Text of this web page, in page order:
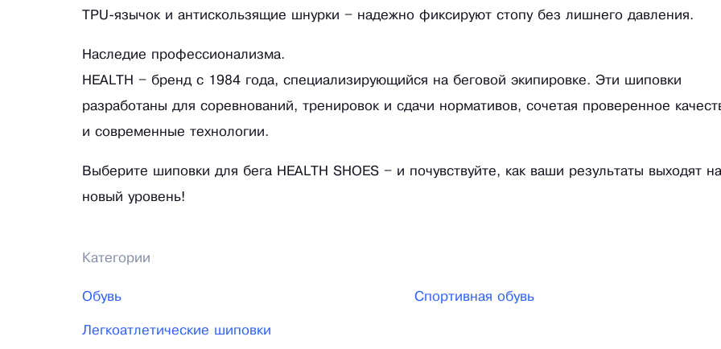
TPU-язычок и антискользящие шнурки – надежно фиксируют стопу без лишнего давления.
Наследие профессионализма.
HEALTH – бренд с 1984 года, специализирующийся на беговой экипировке. Эти шиповки
разработаны для соревнований, тренировок и сдачи нормативов, сочетая проверенное
и современные технологии.
Выберите шиповки для бега HEALTH SHOES – и почувствуйте, как ваши результаты выходят на
новый уровень!
Категории
Обувь Спортивная обувь
Легкоатлетические шиповки